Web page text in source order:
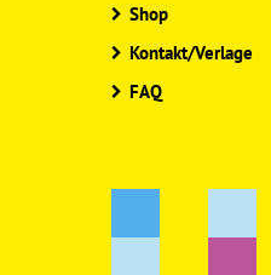
Shop
Kontakt/Verlage
FAQ